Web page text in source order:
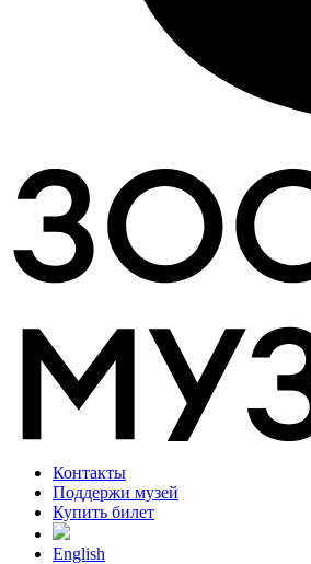
Контакты
Поддержи музей
Купить билет
English